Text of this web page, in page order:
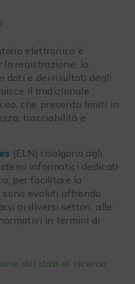
elettronico è
la registrazione, la
dati e dei risultati degli
il tradizionale
che presenta limiti in
tracciabilità e
(ELN) risalgono agli
informatici dedicati
per facilitare la
sono evoluti offrendo
ai diversi settori, alle
in termini di
dei dati di ricerca